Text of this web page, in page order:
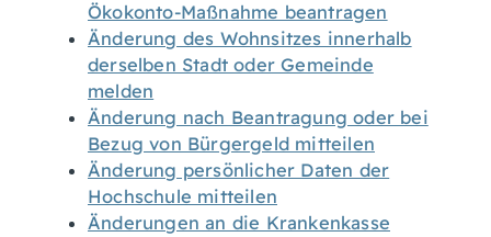
Ökokonto-Maßnahme beantragen
Änderung des Wohnsitzes innerhalb
derselben Stadt oder Gemeinde
melden
Änderung nach Beantragung oder bei
Bezug von Bürgergeld mitteilen
Änderung persönlicher Daten der
Hochschule mitteilen
Änderungen an die Krankenkasse